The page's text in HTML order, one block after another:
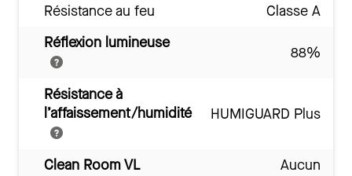
Résistance au feu
Classe A
Réflexion lumineuse
88%
Résistance à
l’affaissement/humidité
HUMIGUARD Plus
Clean Room VL
Aucun